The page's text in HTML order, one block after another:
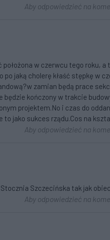
Aby odpowiedzieć na
w czerwcu tego roku, a
po jaką cholerę kłaść stępkę w
zamian będą prace
kończony w trakcie
projektem.No i czas do
jako sukces rządu.Cos na
Aby odpowiedzieć na
Szczecińska tak jak
Aby odpowiedzieć na